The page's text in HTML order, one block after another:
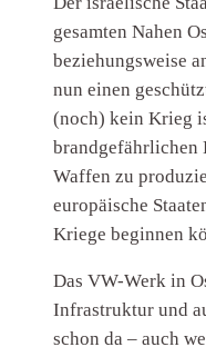
gesamten Nahen
beziehungsweise
nun einen
(noch) kein Krieg
brandgefährlichen
Waffen zu
europäische
Kriege beginnen
Das VW-Werk in
Infrastruktur und
schon da – auch